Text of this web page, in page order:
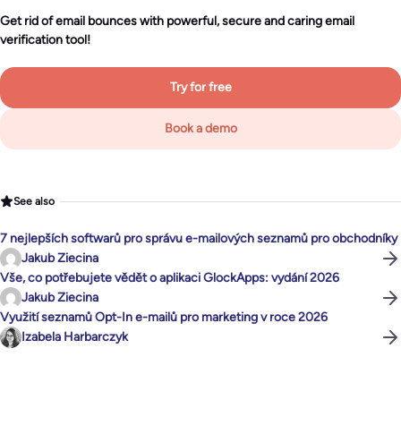
Get rid of email bounces with powerful, secure and caring email
verification tool!
Try for free
Book a demo
See also
7 nejlepších softwarů pro správu e-mailových seznamů pro obchodníky
Jakub Ziecina
Vše, co potřebujete vědět o aplikaci GlockApps: vydání 2026
Jakub Ziecina
Využití seznamů Opt-In e-mailů pro marketing v roce 2026
Izabela Harbarczyk